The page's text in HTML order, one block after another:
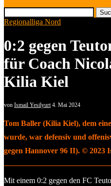
Regionalliga Nord
0:2 gegen
für Coach
Kilia Kiel
von Ismail Yesilyurt 4. Mai 2024
Tom Baller (Kilia Kiel), dem
wurde, war defensiv und
gegen Hannover 96 II). © 2023
Mit einem 0:2 gegen den FC